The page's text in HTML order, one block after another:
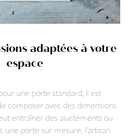
adaptées à votre
espace
une porte standard, il est
composer avec des dimensions
entraîner des ajustements ou
une porte sur mesure, l’artisan